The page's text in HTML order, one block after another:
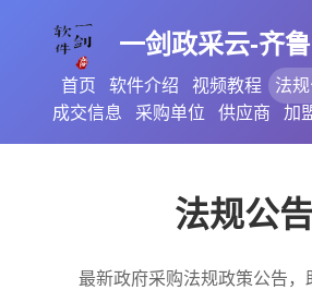
一剑政采云-齐
首页 软件介绍 视频教程 法
成交信息
采购单位 供应商 加
法规公
最新政府采购法规政策公告，